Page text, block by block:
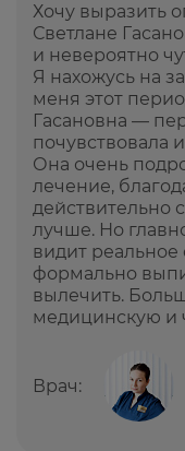
Хочу выразить
Светлане
и невероятно
Я нахожусь на
меня этот
Гасановна —
почувствовала
Она очень
лечение,
действительно
лучше. Но
видит реальное
формально
вылечить.
медицинскую и
Врач: